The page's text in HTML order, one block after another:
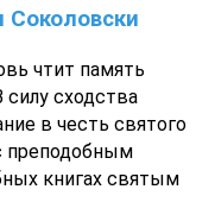
чтит память
сходства
в честь святого
преподобным
книгах святым